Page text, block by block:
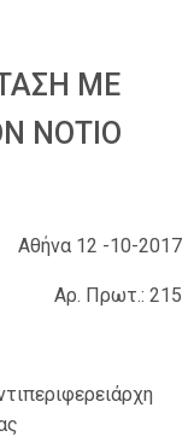
ΜΕ
ΝΟΤΙΟ
Αθήνα 12 -10-2017
Αρ. Πρωτ.: 215